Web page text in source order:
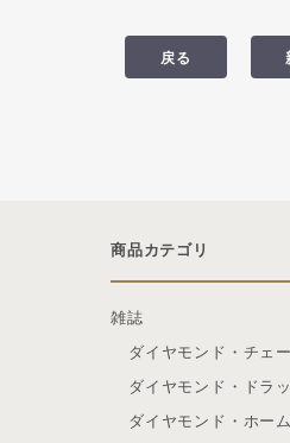
戻る
商品カテゴリ
雑誌
ダイヤモンド・チェ
ダイヤモンド・ドラ
ダイヤモンド・ホー